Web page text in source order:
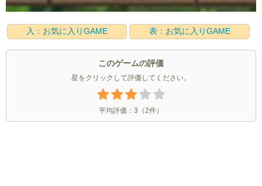
入：お気に入りGAME 表：お気に入りGAME
このゲームの評価
星をクリックして評価してください。
平均評価： 3 （2件）